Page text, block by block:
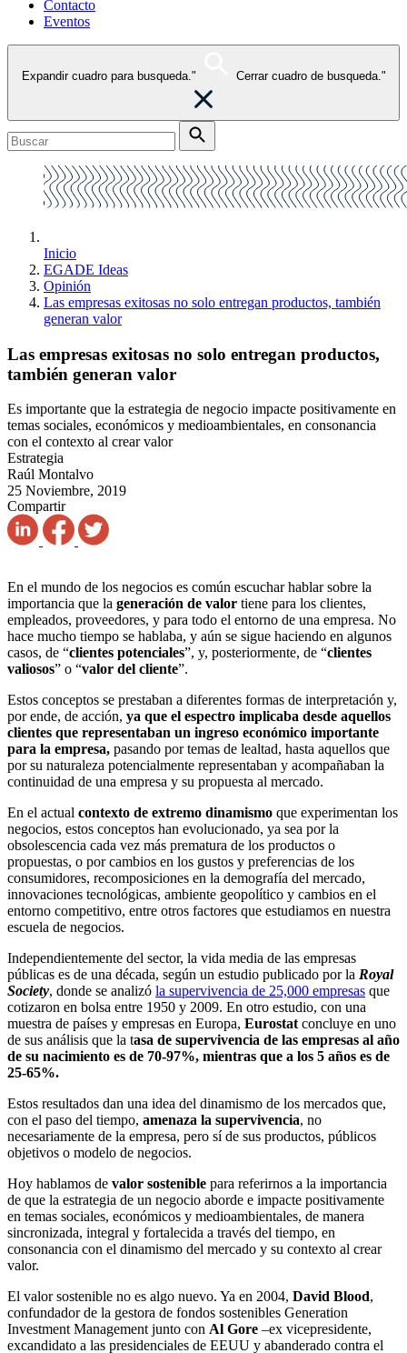
Contacto
Eventos
Expandir cuadro para busqueda." Cerrar cuadro de busqueda."
Inicio
EGADE Ideas
Opinión
Las empresas exitosas no solo entregan productos, también
generan valor
Las empresas exitosas no solo entregan productos,
también generan valor
Es importante que la estrategia de negocio impacte positivamente en
temas sociales, económicos y medioambientales, en consonancia
con el contexto al crear valor
Estrategia
Raúl Montalvo
25 Noviembre, 2019
Compartir
En el mundo de los negocios es común escuchar hablar sobre la
importancia que la generación de valor tiene para los clientes,
empleados, proveedores, y para todo el entorno de una empresa. No
hace mucho tiempo se hablaba, y aún se sigue haciendo en algunos
casos, de “clientes potenciales”, y, posteriormente, de “clientes
valiosos” o “valor del cliente”.
Estos conceptos se prestaban a diferentes formas de interpretación y,
por ende, de acción, ya que el espectro implicaba desde aquellos
clientes que representaban un ingreso económico importante
para la empresa, pasando por temas de lealtad, hasta aquellos que
por su naturaleza potencialmente representaban y acompañaban la
continuidad de una empresa y su propuesta al mercado.
En el actual contexto de extremo dinamismo que experimentan los
negocios, estos conceptos han evolucionado, ya sea por la
obsolescencia cada vez más prematura de los productos o
propuestas, o por cambios en los gustos y preferencias de los
consumidores, recomposiciones en la demografía del mercado,
innovaciones tecnológicas, ambiente geopolítico y cambios en el
entorno competitivo, entre otros factores que estudiamos en nuestra
escuela de negocios.
Independientemente del sector, la vida media de las empresas
públicas es de una década, según un estudio publicado por la Royal
Society, donde se analizó la supervivencia de 25,000 empresas que
cotizaron en bolsa entre 1950 y 2009. En otro estudio, con una
muestra de países y empresas en Europa, Eurostatconcluye en uno
de sus análisis que la tasa de supervivencia de las empresas al año
de su nacimiento es de 70-97%, mientras que a los 5 años es de
25-65%.
Estos resultados dan una idea del dinamismo de los mercados que,
con el paso del tiempo, amenaza la supervivencia, no
necesariamente de la empresa, pero sí de sus productos, públicos
objetivos o modelo de negocios.
Hoy hablamos de valor sostenible para referirnos a la importancia
de que la estrategia de un negocio aborde e impacte positivamente
en temas sociales, económicos y medioambientales, de manera
sincronizada, integral y fortalecida a través del tiempo, en
consonancia con el dinamismo del mercado y su contexto al crear
valor.
El valor sostenible no es algo nuevo. Ya en 2004, David Blood,
confundador de la gestora de fondos sostenibles Generation
Investment Management junto con Al Gore –ex vicepresidente,
excandidato a las presidenciales de EEUU y abanderado contra el